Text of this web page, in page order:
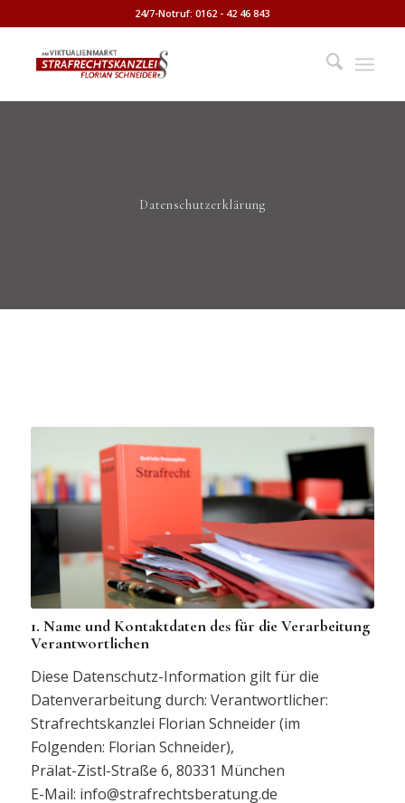
24/7-Notruf: 0162 - 42 46 843
Datenschutzerklärung
1. Name und Kontaktdaten des für die Verarbeitung
Verantwortlichen
Diese Datenschutz-Information gilt für die
Datenverarbeitung durch: Verantwortlicher:
Strafrechtskanzlei Florian Schneider (im
Folgenden: Florian Schneider),
Prälat-Zistl-Straße 6, 80331 München
E-Mail: info@strafrechtsberatung.de